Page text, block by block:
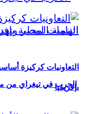
الحرب في تيغراي من
التعاونيات كركيزة
بإفريقيا